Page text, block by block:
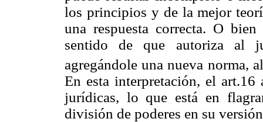
los principios y de la mejor
una respuesta correcta. O
sentido de que autoriza al
agregándole una nueva
En esta interpretación, el art.16
jurídicas, lo que está en
división de poderes en su